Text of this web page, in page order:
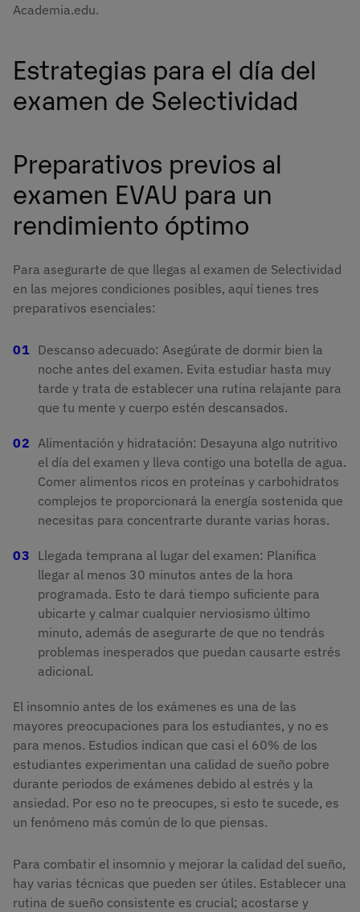
Academia.edu.
Estrategias para el día del
examen de Selectividad
Preparativos previos al
examen EVAU para un
rendimiento óptimo
Para asegurarte de que llegas al examen de Selectividad
en las mejores condiciones posibles, aquí tienes tres
preparativos esenciales:
Descanso adecuado: Asegúrate de dormir bien la
noche antes del examen. Evita estudiar hasta muy
tarde y trata de establecer una rutina relajante para
que tu mente y cuerpo estén descansados.
Alimentación y hidratación: Desayuna algo nutritivo
el día del examen y lleva contigo una botella de agua.
Comer alimentos ricos en proteínas y carbohidratos
complejos te proporcionará la energía sostenida que
necesitas para concentrarte durante varias horas.
Llegada temprana al lugar del examen: Planifica
llegar al menos 30 minutos antes de la hora
programada. Esto te dará tiempo suficiente para
ubicarte y calmar cualquier nerviosismo último
minuto, además de asegurarte de que no tendrás
problemas inesperados que puedan causarte estrés
adicional.
El insomnio antes de los exámenes es una de las
mayores preocupaciones para los estudiantes, y no es
para menos. Estudios indican que casi el 60% de los
estudiantes experimentan una calidad de sueño pobre
durante periodos de exámenes debido al estrés y la
ansiedad. Por eso no te preocupes, si esto te sucede, es
un fenómeno más común de lo que piensas.
Para combatir el insomnio y mejorar la calidad del sueño,
hay varias técnicas que pueden ser útiles. Establecer una
rutina de sueño consistente es crucial; acostarse y